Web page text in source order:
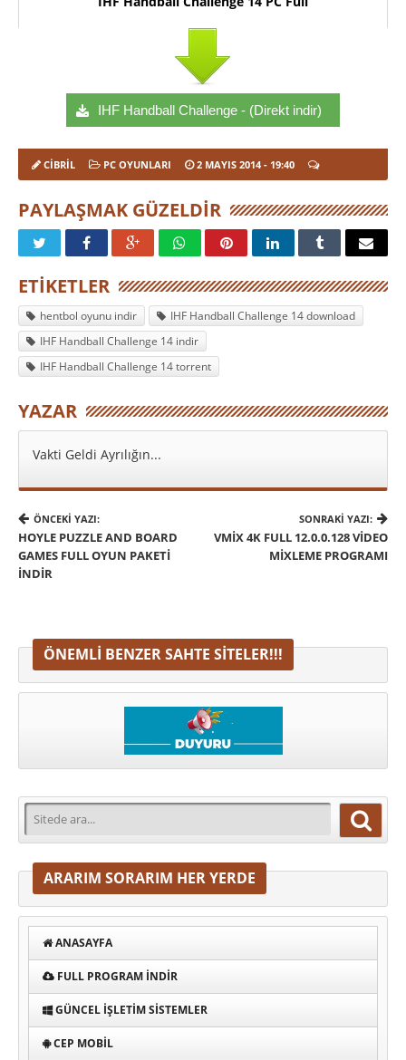
IHF Handball Challenge - (Direkt indir)
CIBRIL PC OYUNLARI 2 MAYIS 2014- 19:40
PAYLAŞMAK GÜZELDIR
ETIKETLER
hentbol oyunu indir
IHF Handball Challenge 14 download
IHF Handball Challenge 14 indir
IHF Handball Challenge 14 torrent
YAZAR
Vakti Geldi Ayrılığın...
ÖNCEKI YAZI:
HOYLE PUZZLE AND BOARD
GAMES FULL OYUN PAKETI
İNDIR
SONRAKI YAZI:
VMIX 4K FULL 12.0.0.128 VIDEO
MIXLEME PROGRAMI
ÖNEMLI BENZER SAHTE SITELER!!!
ARARIM SORARIM HER YERDE
ANASAYFA
FULL PROGRAM INDIR
GÜNCEL İŞLETIM SISTEMLER
CEP MOBIL